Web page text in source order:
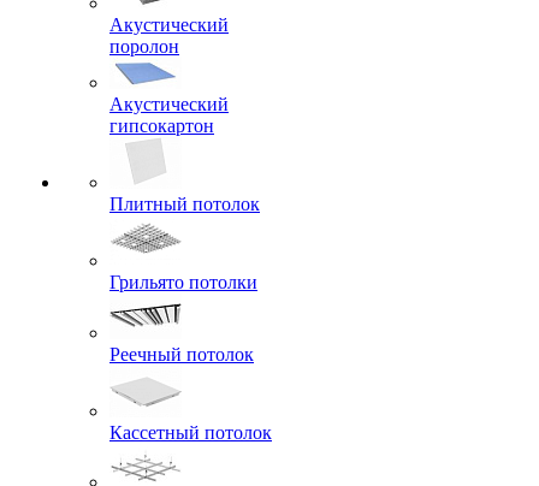
Акустический
поролон
Акустический
гипсокартон
Плитный потолок
Грильято потолки
Реечный потолок
Кассетный потолок